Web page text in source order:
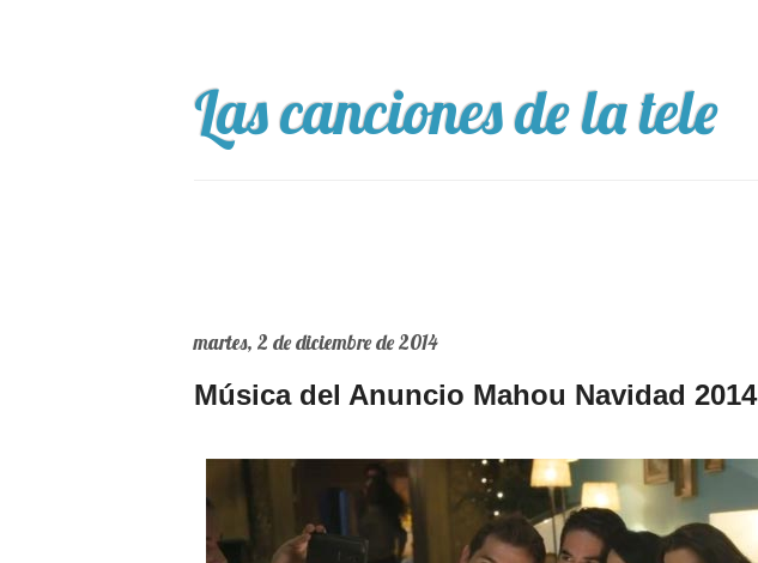
Las canciones de la tele
martes, 2 de diciembre de 2014
Música del Anuncio Mahou Navidad 2014